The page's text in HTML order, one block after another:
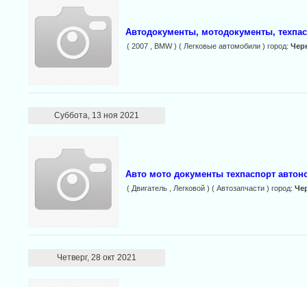
Автодокументы, мотодокументы,
( 2007 , BMW ) ( Легковые автомобили ) город:
Суббота, 13 ноя 2021
Авто мото документы техпаспорт
( Двигатель , Легковой ) ( Автозапчасти ) город:
Четверг, 28 окт 2021